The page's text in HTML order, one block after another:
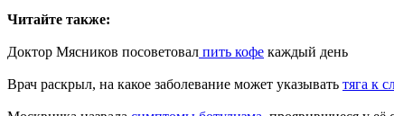
Читайте также:
Доктор Мясников посоветовал пить кофе каждый день
Врач раскрыл, на какое заболевание может указывать тяга к